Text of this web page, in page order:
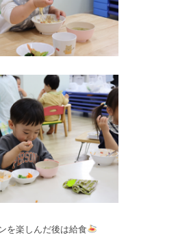
を楽しんだ後は給食